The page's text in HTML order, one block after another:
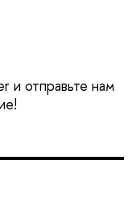
и отправьте нам